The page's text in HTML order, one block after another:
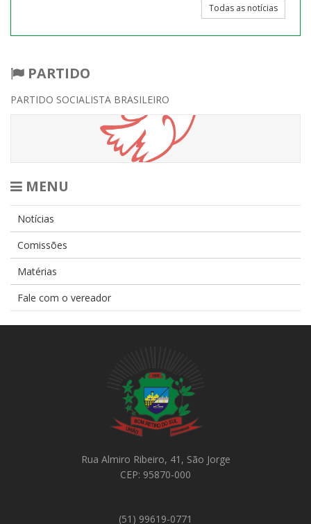
Todas as notícias
PARTIDO
PARTIDO SOCIALISTA BRASILEIRO
MENU
Notícias
Comissões
Matérias
Fale com o vereador
Rua Almiro Ribeiro, 41, São Jorge
CEP: 95870-000
(51) 99619-0771